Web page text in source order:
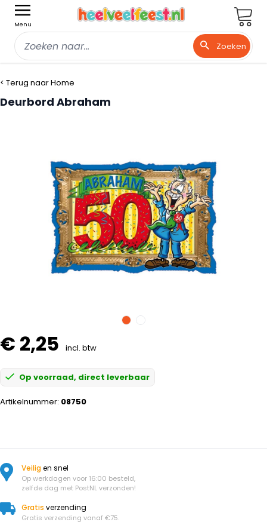
Menu
Zoeken
< Terug naar Home
Deurbord Abraham
€ 2,25 incl. btw
Op voorraad, direct leverbaar
Artikelnummer: 08750
Veiligen snel
Op werkdagen voor 16:00 besteld,
zelfde dag met PostNL verzonden!
Gratis verzending
Gratis verzending vanaf €75.